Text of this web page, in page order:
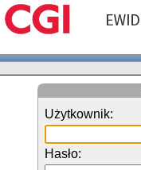
Użytkownik:
Hasło: